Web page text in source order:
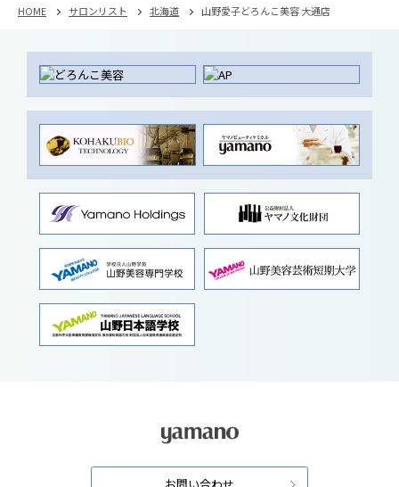
HOME サロンリスト 北海道 山野愛子どろんこ美容 大通店